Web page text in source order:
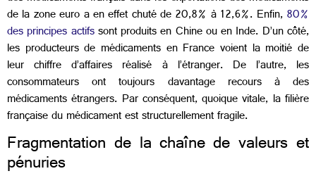
de la zone euro a en effet chuté de 20,8% à 12,6%. Enfin,80%
des principes actifssont produits en Chine ou en Inde. D’un côté,
les producteurs de médicaments en France voient la moitié de
leur chiffre d’affaires réalisé à l’étranger. De l’autre, les
consommateurs ont toujours davantage recours à des
médicaments étrangers. Par conséquent, quoique vitale, la filière
française du médicament est structurellement fragile.
Fragmentation de la chaîne de valeurs et
pénuries